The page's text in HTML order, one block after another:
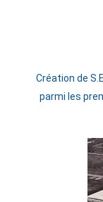
Création de
parmi les